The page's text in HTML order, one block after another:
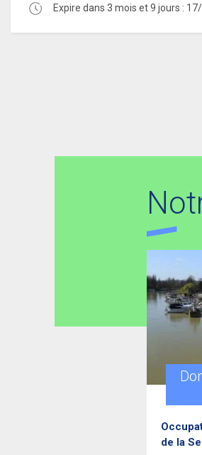
Expire dans 3 mois et 9 jours :
de la